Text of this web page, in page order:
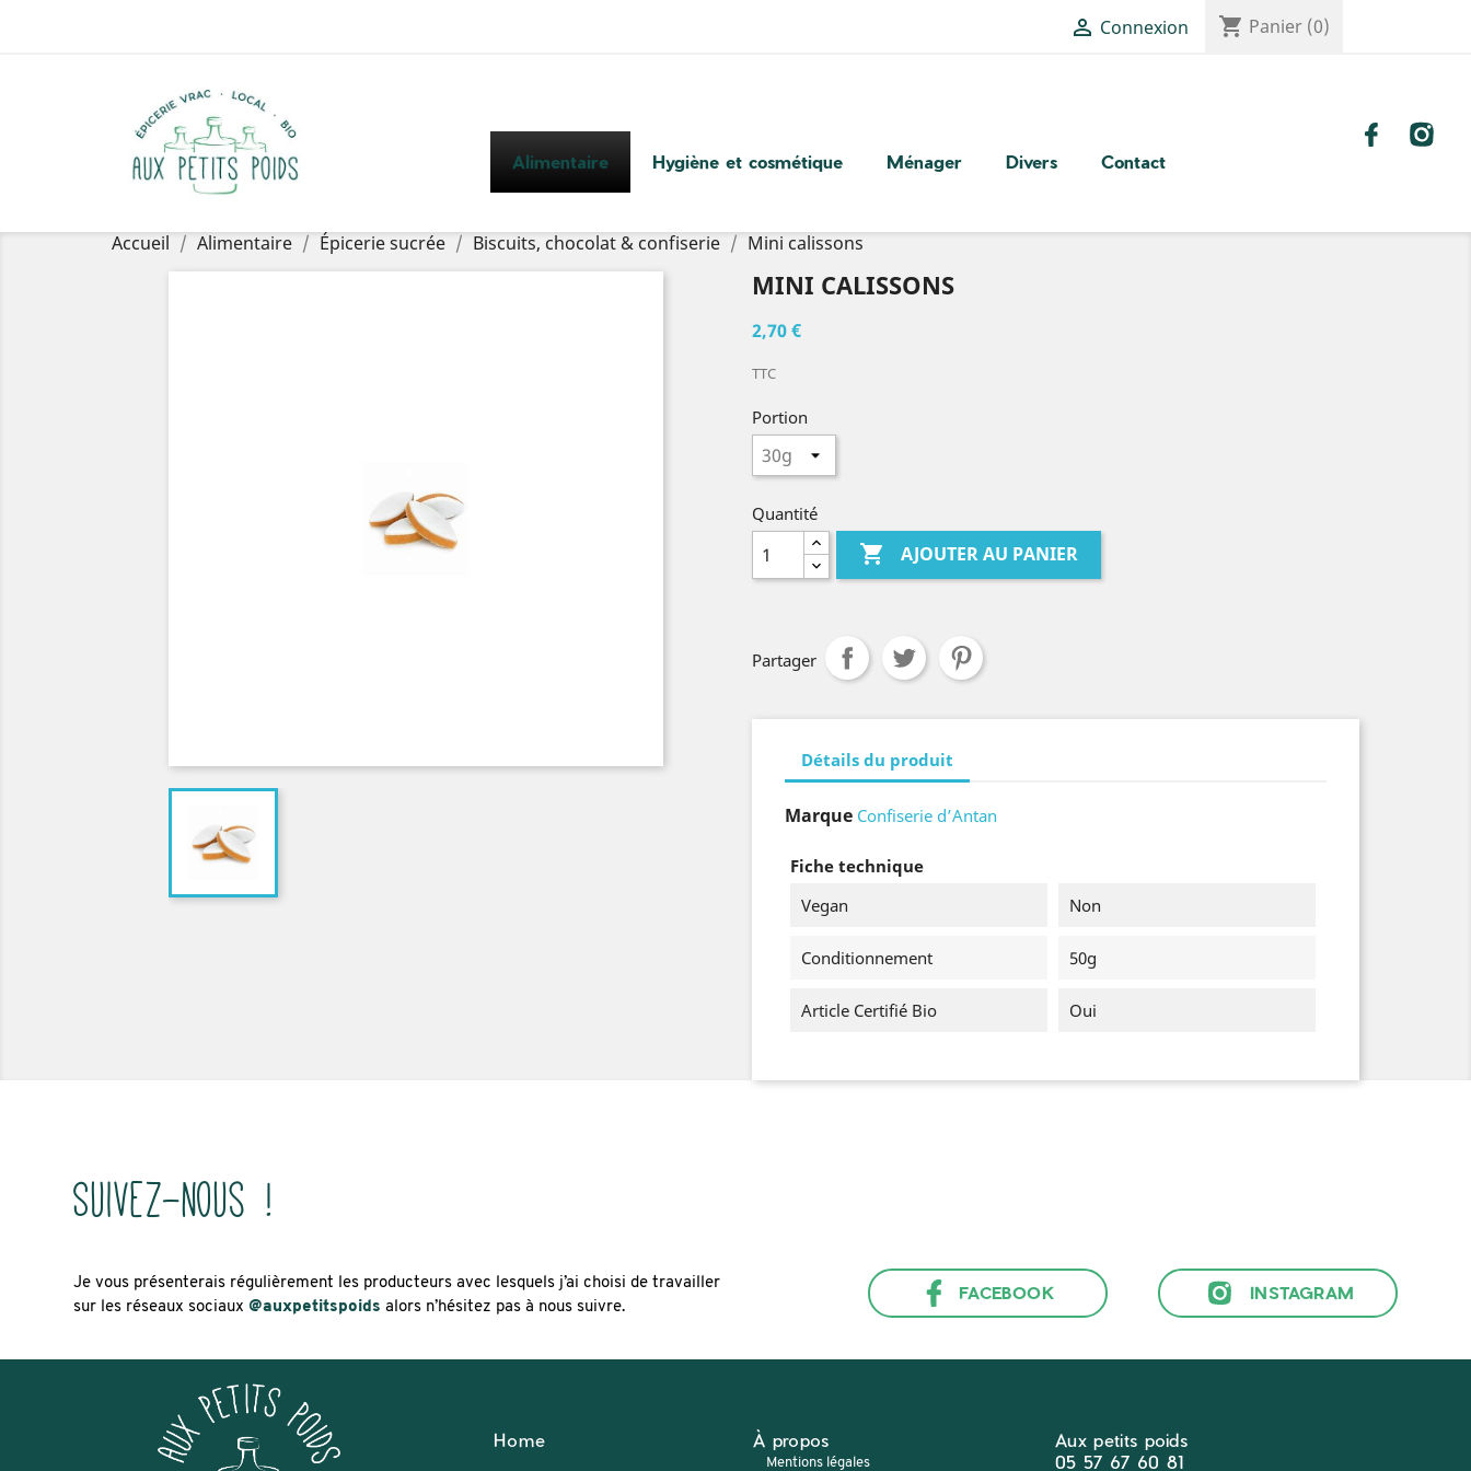
 Connexion shopping_cart Panier (0)
Alimentaire Hygiène et cosmétique Ménager Divers Contact
Accueil Alimentaire Épicerie sucrée Biscuits, chocolat & confiserie Mini calissons
MINI CALISSONS
2,70 €
TTC
Portion
Quantité
 AJOUTER AU PANIER
Partager
Détails du produit
Marque Confiserie d’Antan
Fiche technique
Vegan
Non
Conditionnement 50g
Article Certifié Bio Oui
Suivez-nous !
Je vous présenterais régulièrement les producteurs avec lesquels j’ai choisi de travailler
sur les réseaux sociaux @auxpetitspoids alors n’hésitez pas à nous suivre.
FACEBOOK INSTAGRAM
Home À propos
Mentions légales
Aux petits poids
05 57 67 60 81